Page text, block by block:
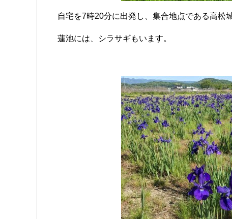
自宅を7時20分に出発し、集合地点である高松
蓮池には、シラサギもいます。